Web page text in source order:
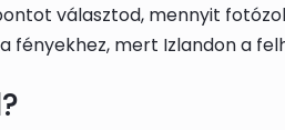
választod, mennyit
fényekhez, mert Izlandon a